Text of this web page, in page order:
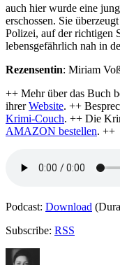
auch hier wurde eine
erschossen. Sie
Polizei, auf der richtigen
lebensgefährlich nah in
Rezensentin: Miriam
++ Mehr über das Buch
ihrerWebsite. ++
Krimi-Couch. ++ Die
AMAZON bestellen. ++
Podcast: Download
Subscribe: RSS